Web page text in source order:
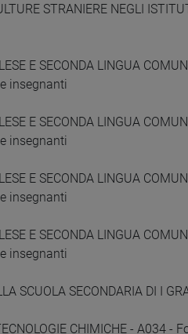
STRANIERE NEGLI
E SECONDA LINGUA
insegnanti
E SECONDA LINGUA
insegnanti
E SECONDA LINGUA
insegnanti
E SECONDA LINGUA
insegnanti
SCUOLA SECONDARIA DI I
CHIMICHE - A034